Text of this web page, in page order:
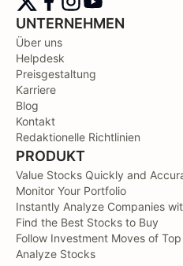
UNTERNEHMEN
Über uns
Helpdesk
Preisgestaltung
Karriere
Blog
Kontakt
Redaktionelle Richtlinien
PRODUKT
Value Stocks Quickly and
Monitor Your Portfolio
Instantly Analyze Companies
Find the Best Stocks to Buy
Follow Investment Moves of
Analyze Stocks